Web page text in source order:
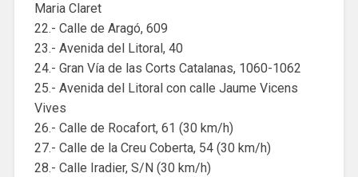
Maria Claret
22.- Calle de Aragó, 609
23.- Avenida del Litoral, 40
24.- Gran Vía de las Corts Catalanas, 1060-1062
25.- Avenida del Litoral con calle Jaume Vicens
Vives
26.- Calle de Rocafort, 61 (30 km/h)
27.- Calle de la Creu Coberta, 54 (30 km/h)
28.- Calle Iradier, S/N (30 km/h)